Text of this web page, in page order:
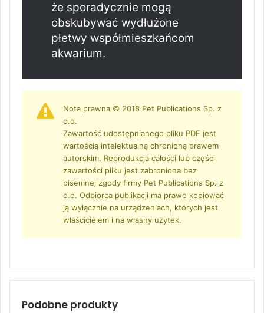
że sporadycznie mogą
obskubywać wydłużone
płetwy współmieszkańcom
akwarium.
Nota prawna © 2018 Pet Publications Sp. z
o.o.
Zawartość udostępnianego pliku PDF jest
wartością intelektualną chronioną prawem
autorskim. Reprodukcja całości lub części
zawartości pliku jest zabroniona bez
pisemnej zgody firmy Pet Publications Sp. z
o.o. Odbiorca publikacji ma prawo kopiować
ją wyłącznie na urządzeniach, których jest
właścicielem i na własny użytek.
Podobne produkty